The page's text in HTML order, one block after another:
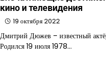
кино и телевидения
19 октября 2022
Дмитрий Дюжев – известный
Родился 19 июля 1978…